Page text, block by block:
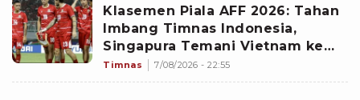
Klasemen Piala AFF 2026: Tahan
Imbang Timnas Indonesia,
Singapura Temani Vietnam ke
Semifinal Sebagai Runner Up
Grup A
Timnas 7/08/2026 - 22:55